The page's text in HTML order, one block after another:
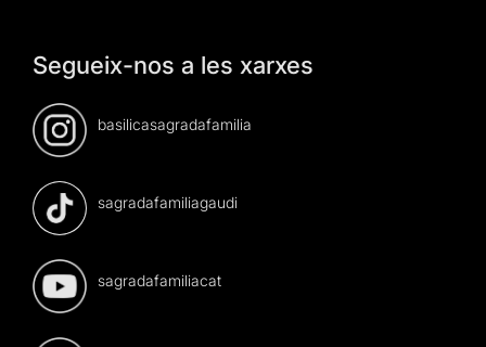
Segueix-nos a les xarxes
basilicasagradafamilia
sagradafamiliagaudi
sagradafamiliacat